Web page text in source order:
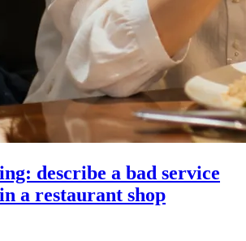
describe a bad service
a restaurant shop